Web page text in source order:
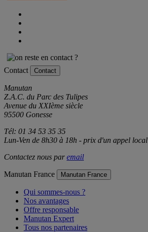
Contact Contact
Manutan
Z.A.C. du Parc des Tulipes
Avenue du XXIème siècle
95500 Gonesse
Tél: 01 34 53 35 35
Lun-Ven de 8h30 à 18h - prix d'un appel local
Contactez nous paremail
Manutan France Manutan France
Qui sommes-nous ?
Nos avantages
Offre responsable
Manutan Expert
Tous nos partenaires